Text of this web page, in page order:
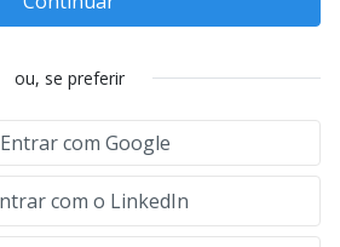
ou, se preferir
Entrar com Google
com o LinkedIn